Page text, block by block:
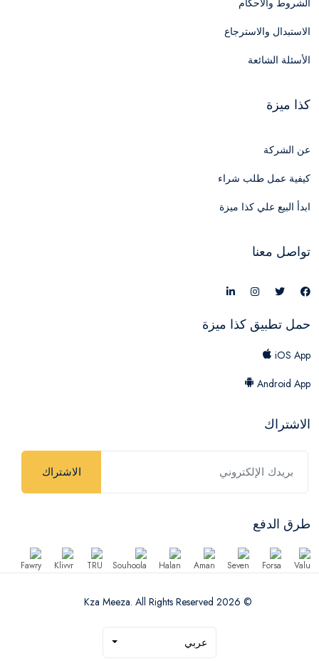
الشروط والأحكام
الاستبدال والاسترجاع
الأسئلة الشائعة
كذا ميزة
عن الشركة
كيفية عمل طلب شراء
ابدأ البيع علي كذا ميزة
تواصل معنا
حمل تطبيق كذا ميزة
iOS App
Android App
الاشتراك
الاشتراك
طرق الدفع
© 2026 Kza Meeza. All Rights Reserved
عربي